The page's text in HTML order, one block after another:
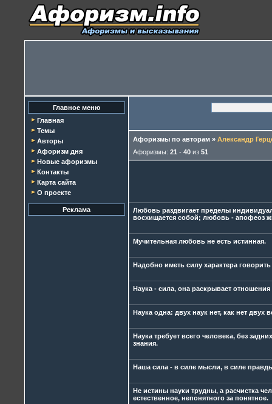
Главное меню
Главная
Темы
Авторы
Афоризм дня
Новые афоризмы
Контакты
Карта сайта
О проекте
Реклама
Афоризмы по авторам » Александр
Афоризмы: 21 - 40 из 51
Любовь раздвигает пределы
восхищается собой; любовь - апофеоз
Мучительная любовь не есть истинная.
Надобно иметь силу характера
Наука - сила, она раскрывает
Наука одна: двух наук нет, как нет двух
Наука требует всего человека, без
знания.
Наша сила - в силе мысли, в силе
Не истины науки трудны, а расчистка
естественное, непонятного за понятное.